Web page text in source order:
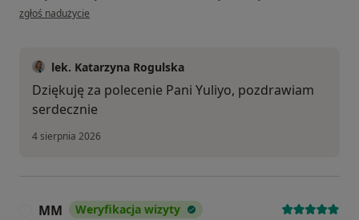
w opinii użytkownika Yuliya
zgłoś nadużycie
lek. Katarzyna Rogulska
Dziękuję za polecenie Pani Yuliyo, pozdrawiam
serdecznie
4 sierpnia 2026
MM Weryfikacja wizyty